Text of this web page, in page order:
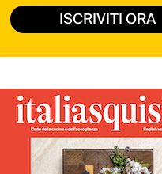
ISCRIVITI ORA